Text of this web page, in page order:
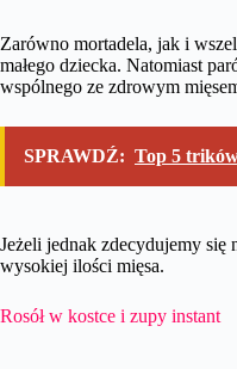
Zarówno mortadela, jak i
małego dziecka. Natomiast
wspólnego ze zdrowym
SPRAWDŹ: Top 5
Jeżeli jednak zdecydujemy się
wysokiej ilości mięsa.
Rosół w kostce i zupy instant